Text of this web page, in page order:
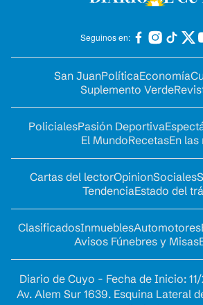
Seguinos en:
San JuanPolíticaEconomía
Suplemento Verde
PolicialesPasión Deportiva
El MundoRecetasEn las
Cartas del lectorOpinionSociales
TendenciaEstado del
ClasificadosInmueblesAutomotores
Avisos Fúnebres y Misas
Diario de Cuyo - Fecha de Inicio:
Av. Alem Sur 1639. Esquina Lateral